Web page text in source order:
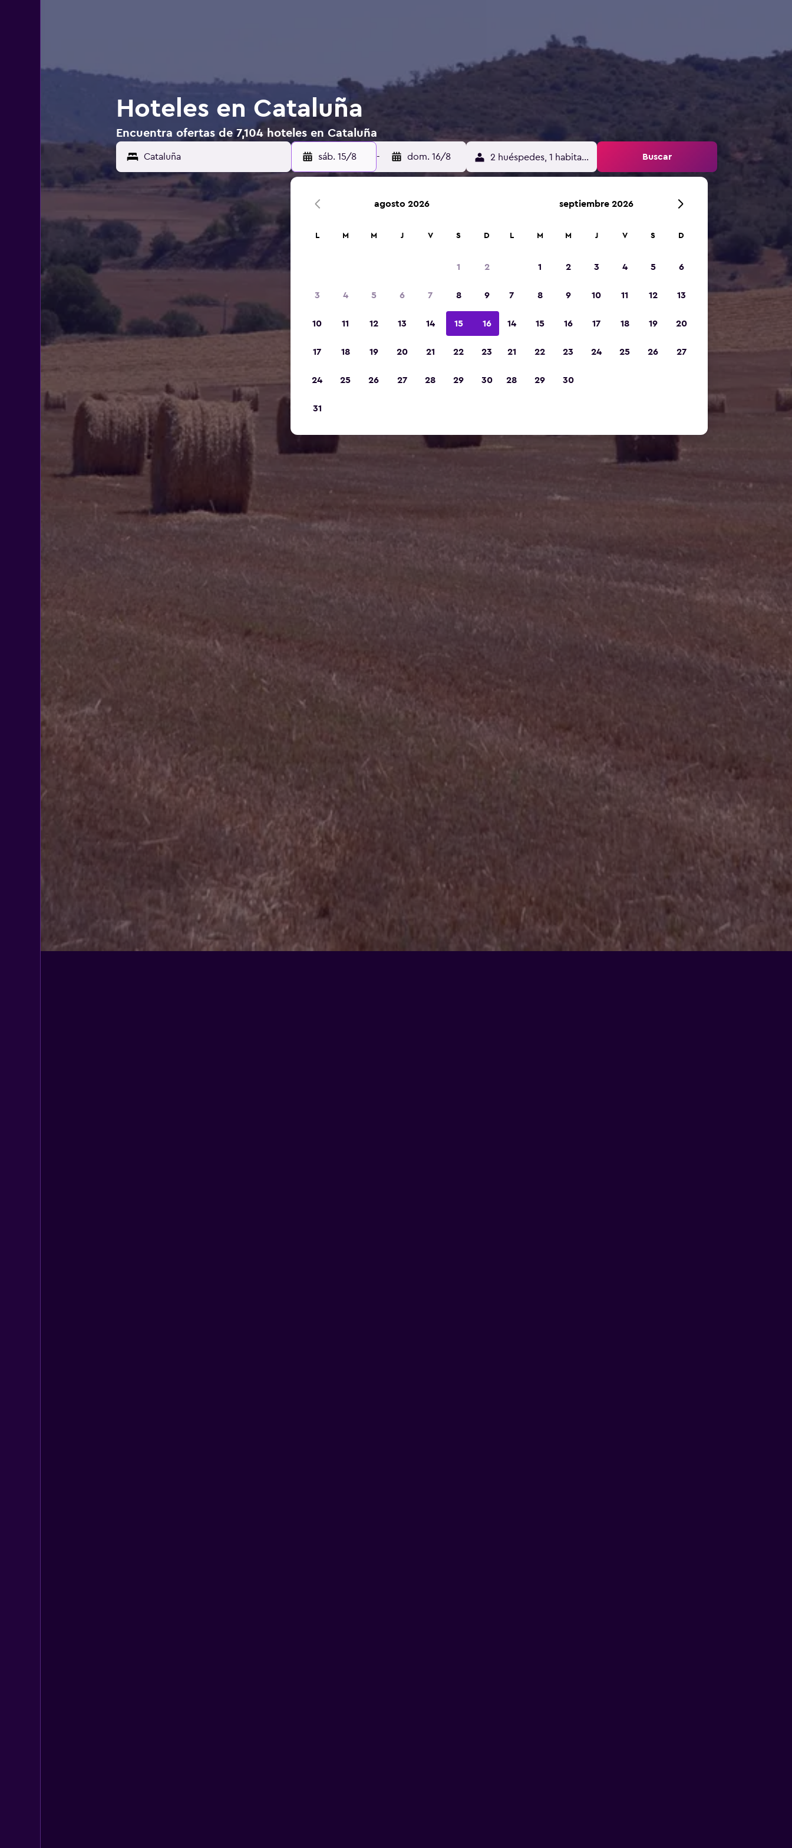
Hoteles en Cataluña
Encuentra ofertas de 7,104 hoteles en Cataluña
sáb. 15/8 - dom. 16/8 2 huéspedes, 1 habitación Buscar
agosto 2026
L M M J V S D
1 2
3 4 5 6 7 8 9
10 11 12 13 14 15 16
17 18 19 20 21 22 23
24 25 26 27 28 29 30
31
septiembre 2026
L M M J V S D
1 2 3 4 5 6
7 8 9 10 11 12 13
14 15 16 17 18 19 20
21 22 23 24 25 26 27
28 29 30